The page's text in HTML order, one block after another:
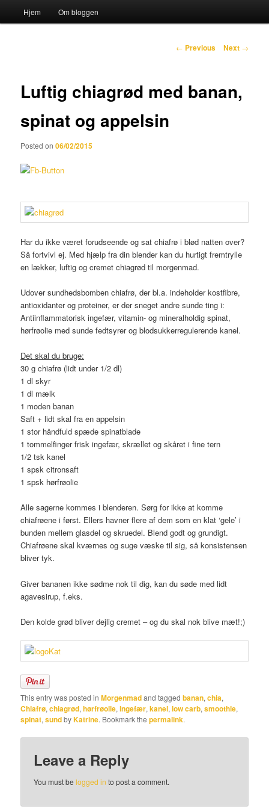
Skip to primary content
Hjem Om bloggen
Post navigation
← Previous Next →
Luftig chiagrød med banan,
spinat og appelsin
Posted on06/02/2015
Har du ikke været forudseende og sat chiafrø i blød natten over?
Så fortvivl ej. Med hjælp fra din blender kan du hurtigt fremtrylle
en lækker, luftig og cremet chiagrød til morgenmad.
Udover sundhedsbomben chiafrø, der bl.a. indeholder kostfibre,
antioxidanter og proteiner, er der sneget andre sunde ting i:
Antiinflammatorisk ingefær, vitamin- og mineralholdig spinat,
hørfrøolie med sunde fedtsyrer og blodsukkerregulerende kanel.
Det skal du bruge:
30 g chiafrø (lidt under 1/2 dl)
1 dl skyr
1 dl mælk
1 moden banan
Saft + lidt skal fra en appelsin
1 stor håndfuld spæde spinatblade
1 tommelfinger frisk ingefær, skrællet og skåret i fine tern
1/2 tsk kanel
1 spsk citronsaft
1 spsk hørfrøolie
Alle sagerne kommes i blenderen. Sørg for ikke at komme
chiafrøene i først. Ellers havner flere af dem som en klat ‘gele’ i
bunden mellem glasdel og skruedel. Blend godt og grundigt.
Chiafrøene skal kværnes og suge væske til sig, så konsistensen
bliver tyk.
Giver bananen ikke sødme nok til dig, kan du søde med lidt
agavesirup, f.eks.
Den kolde grød bliver dejlig cremet – og du skal nok blive mæt!;)
This entry was posted inMorgenmadand taggedbanan,chia,
Chiafrø,chiagrød,hørfrøolie,ingefær,kanel,low carb,smoothie,
spinat,sundbyKatrine. Bookmark thepermalink.
Leave a Reply
You must belogged in to post a comment.